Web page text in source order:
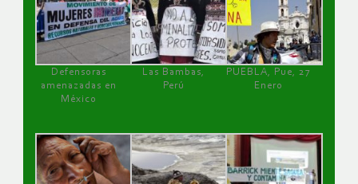
Defensoras
amenazadas en
México
Las Bambas,
Perú
PUEBLA, Pue, 27
Enero